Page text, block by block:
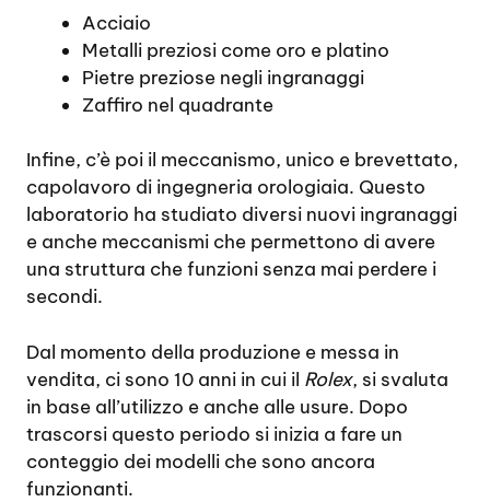
Acciaio
Metalli preziosi come oro e platino
Pietre preziose negli ingranaggi
Zaffiro nel quadrante
Infine, c’è poi il meccanismo, unico e brevettato,
capolavoro di ingegneria orologiaia. Questo
laboratorio ha studiato diversi nuovi ingranaggi
e anche meccanismi che permettono di avere
una struttura che funzioni senza mai perdere i
secondi.
Dal momento della produzione e messa in
vendita, ci sono 10 anni in cui il Rolex, si svaluta
in base all’utilizzo e anche alle usure. Dopo
trascorsi questo periodo si inizia a fare un
conteggio dei modelli che sono ancora
funzionanti.